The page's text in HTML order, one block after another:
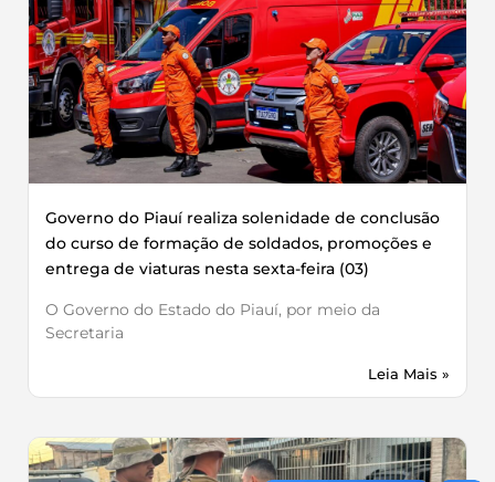
Governo do Piauí realiza solenidade de conclusão
do curso de formação de soldados, promoções e
entrega de viaturas nesta sexta-feira (03)
O Governo do Estado do Piauí, por meio da
Secretaria
Leia Mais »